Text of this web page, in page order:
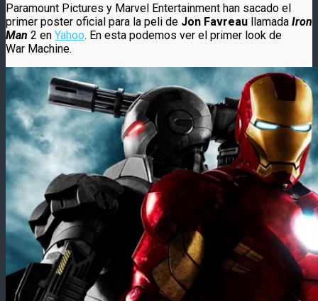
Paramount Pictures y Marvel Entertainment han sacado el
primer poster oficial para la peli de Jon Favreau llamada Iron
Man 2 en Yahoo. En esta podemos ver el primer look de
War Machine.